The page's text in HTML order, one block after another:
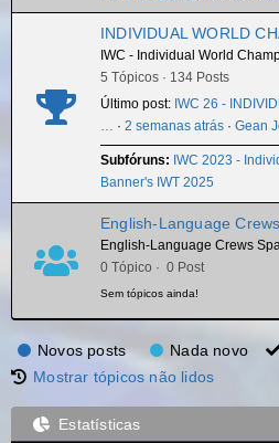
INDIVIDUAL WORLD
IWC - Individual World
5 Tópicos · 134 Posts
Último post: IWC 26 -
· 2 semanas atrás · Gean
Subfóruns: IWC 2023 -
Banner's IWT 2025
English-Language Crews
English-Language Crews
0 Tópico · 0 Post
Sem tópicos ainda!
Novos posts Nada novo
Mostrar tópicos não lidos
Estatísticas